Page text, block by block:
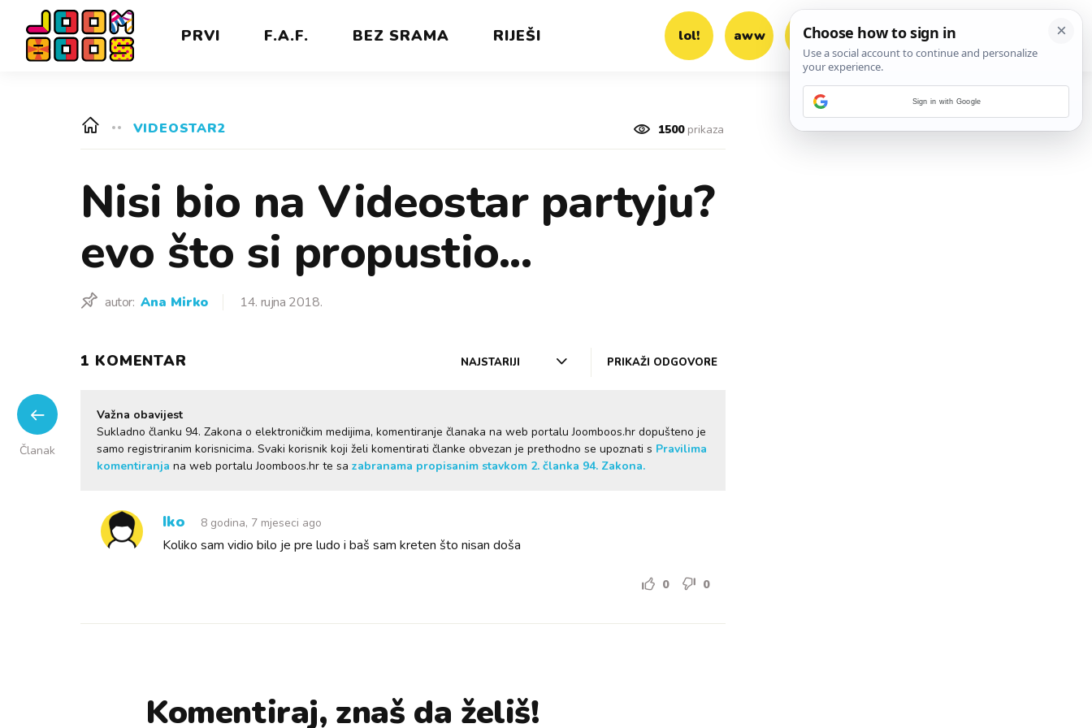
PRVI F.A.F. BEZ SRAMA RIJEŠI lol! aww vrh! woot?!
VIDEOSTAR2 1500prikaza
Nisi bio na Videostar partyju?
evo što si propustio...
autor: Ana Mirko 14. rujna 2018.
1 KOMENTAR PRIKAŽI ODGOVORE
NAJSTARIJI
Članak
Važna obavijest
Sukladno članku 94. Zakona o elektroničkim medijima, komentiranje članaka na web portalu Joomboos.hr dopušteno je
samo registriranim korisnicima. Svaki korisnik koji želi komentirati članke obvezan je prethodno se upoznati s Pravilima
komentiranja na web portalu Joomboos.hr te sa zabranama propisanim stavkom 2. članka 94. Zakona.
Iko 8 godina, 7 mjeseci ago
Koliko sam vidio bilo je pre ludo i baš sam kreten što nisan doša
0 0
Komentiraj, znaš da želiš!
Sign in with Google